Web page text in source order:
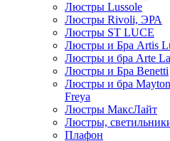
Люстры Lussole
Люстры Rivoli, ЭРА
Люстры ST LUCE
Люстры и Бра Artis
Люстры и бра Arte
Люстры и Бра Benetti
Люстры и бра
Freya
Люстры МаксЛайт
Люстры,
Плафон